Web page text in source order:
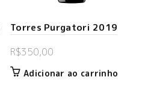
Torres Purgatori 2019
R$350,00
Adicionar ao carrinho